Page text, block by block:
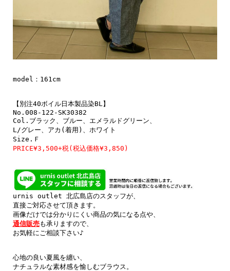
model：161cm
【別注40ボイル日本製品染BL】
No.008-122-SK30382
Col.ブラック、ブルー、エメラルドグリーン、
L/グレー、アカ(着用)、ホワイト
PRICE¥3,500+税(税込価格¥3,850)
urnis outlet 北広島店のスタッフが、
直接ご対応させて頂きます。
通信販売も承りますので、
お気軽にご相談下さい♪
心地の良い夏風を纏い、
ナチュラルな素材感を愉しむブラウス。